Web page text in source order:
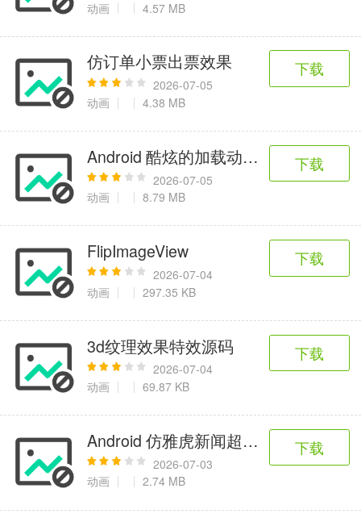
动画
4.57 MB
仿订单小票出票效果
2026-07-05
动画
4.38 MB
下载
Android 酷炫的加载动画源码
2026-07-05
动画
8.79 MB
下载
FlipImageView
2026-07-04
动画
297.35 KB
下载
3d纹理效果特效源码
2026-07-04
动画
69.87 KB
下载
Android 仿雅虎新闻超炫过渡动画
2026-07-03
动画
2.74 MB
下载